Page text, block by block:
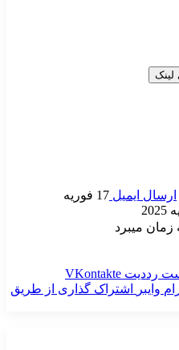
لینک
ارسال ایمیل
17 فوریه
‫رددیت ‫VKontakte
وایبر
اشتراک گذاری از طریق